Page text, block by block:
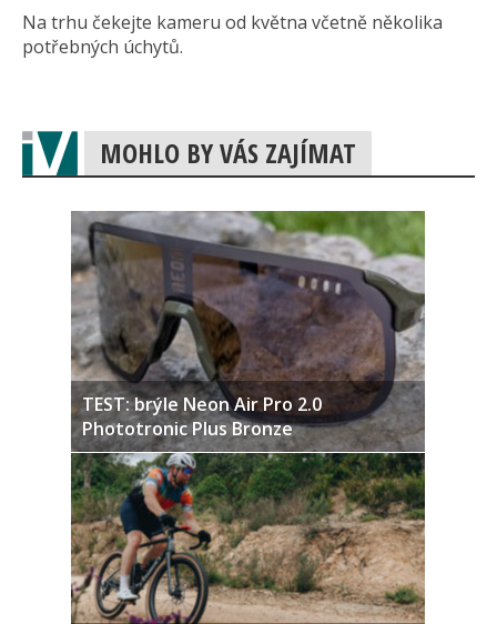
Na trhu čekejte kameru od května včetně několika
potřebných úchytů.
MOHLO BY VÁS ZAJÍMAT
TEST: brýle Neon Air Pro 2.0
Phototronic Plus Bronze